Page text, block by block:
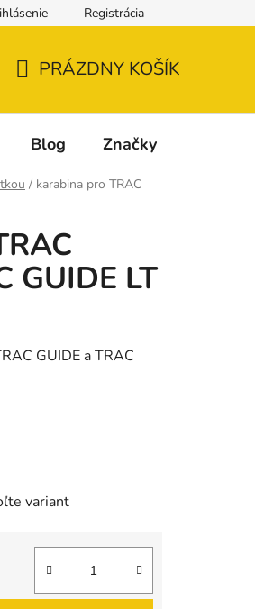
a vrátenie tovaru
Registrácia
KOŠÍK
PRÁZDNY KOŠÍK
Blog Značky
/ karabina pro TRAC
GUIDE LT
GUIDE a TRAC
variant